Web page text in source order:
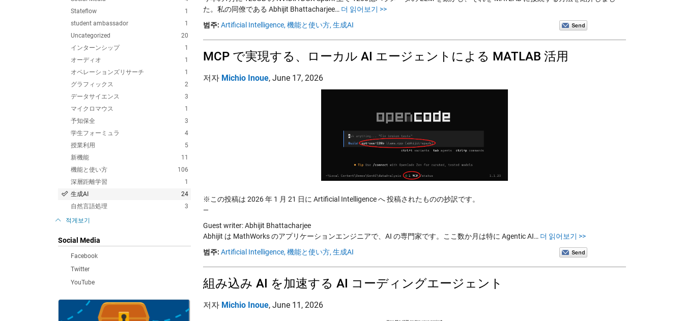
1
Stateflow
1
student ambassador
20
Uncategorized
1
インターンシップ
1
オーディオ
1
オペレーションズリサーチ
2
グラフィックス
3
データサイエンス
1
マイクロマウス
3
予知保全
4
学生フォーミュラ
5
授業利用
11
新機能
106
機能と使い方
1
深層距離学習
24
生成AI
3
自然言語処理
적게보기
Social Media
Facebook
Twitter
YouTube
た。私の同僚である Abhijit Bhattacharjee… 더 읽어보기 >>
범주: Artificial Intelligence, 機能と使い方, 生成AI
MCP で実現する、ローカル AI エージェントによる MATLAB 活用
저자 Michio Inoue, June 17, 2026
※この投稿は 2026 年 1 月 21 日に Artificial Intelligence へ 投稿されたものの抄訳です。
—
Guest writer: Abhijit Bhattacharjee
Abhijit は MathWorks のアプリケーションエンジニアで、AI の専門家です。ここ数か月は特に Agentic AI… 더 읽어보기 >>
범주: Artificial Intelligence, 機能と使い方, 生成AI
組み込み AI を加速する AI コーディングエージェント
저자 Michio Inoue, June 11, 2026